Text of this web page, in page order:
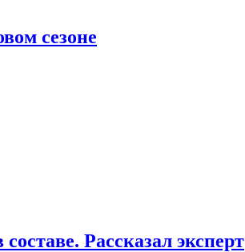
сезоне
Рассказал эксперт